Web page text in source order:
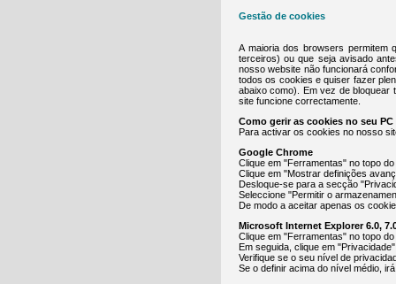
Gestão de cookies
A maioria dos browsers permitem
terceiros) ou que seja avisado
nosso website não funcionará
todos os cookies e quiser fazer
abaixo como). Em vez de bloquear
site funcione correctamente.
Como gerir as cookies no seu PC
Para activar os cookies no nosso
Google Chrome
Clique em "Ferramentas" no topo
Clique em "Mostrar definições
Desloque-se para a secção
Seleccione "Permitir o
De modo a aceitar apenas os
Microsoft Internet Explorer 6.0,
Clique em "Ferramentas" no topo
Em seguida, clique em
Verifique se o seu nível de
Se o definir acima do nível médio,